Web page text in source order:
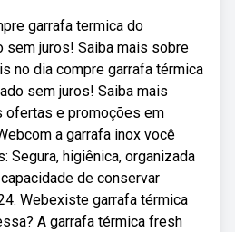
garrafa termica do
sem juros! Saiba mais sobre
no dia compre garrafa térmica
sem juros! Saiba mais
ofertas e promoções em
a garrafa inox você
Segura, higiênica, organizada
de conservar
Webexiste garrafa térmica
A garrafa térmica fresh